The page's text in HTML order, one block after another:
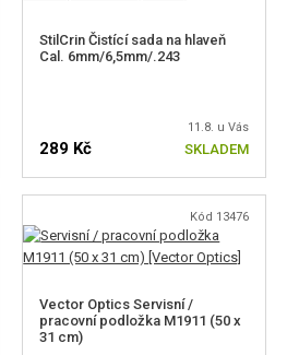
StilCrin Čistící sada na hlaveň
Cal. 6mm/6,5mm/.243
11.8. u Vás
289 Kč SKLADEM
Kód 13476
Vector Optics Servisní /
pracovní podložka M1911 (50 x
31 cm)